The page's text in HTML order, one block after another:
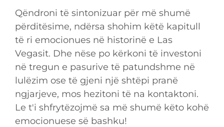
Qëndroni të sintonizuar për më shumë
përditësime, ndërsa shohim këtë kapitull
të ri emocionues në historinë e Las
Vegasit. Dhe nëse po kërkoni të investoni
në tregun e pasurive të patundshme në
lulëzim ose të gjeni një shtëpi pranë
ngjarjeve, mos hezitoni të na kontaktoni.
Le t'i shfrytëzojmë sa më shumë këto kohë
emocionuese së bashku!